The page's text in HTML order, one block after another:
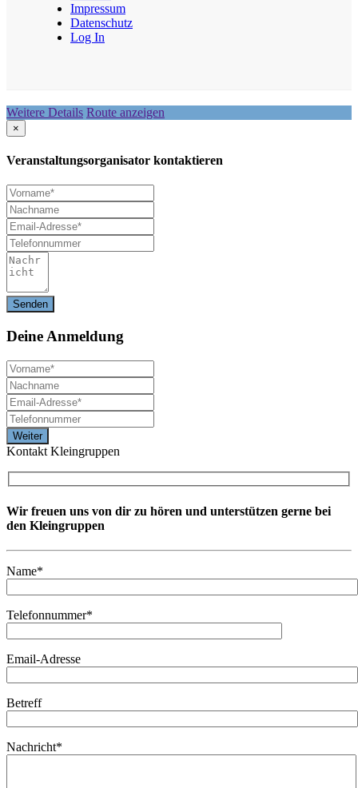
Impressum
Datenschutz
Log In
Weitere Details Route anzeigen
×
Veranstaltungsorganisator kontaktieren
Deine Anmeldung
Kontakt Kleingruppen
Wir freuen uns von dir zu hören und unterstützen gerne bei
den Kleingruppen
Name*
Telefonnummer*
Email-Adresse
Betreff
Nachricht*